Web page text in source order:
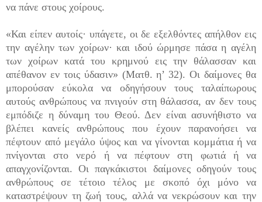
να πάνε στους χοίρους.
«Και είπεν αυτοίς· υπάγετε, οι δε εξελθόντες απήλθον εις
την αγέλην των χοίρων· και ιδού ώρμησε πάσα η αγέλη
των χοίρων κατά του κρημνού εις την θάλασσαν και
απέθανον εν τοις ύδασιν» (Ματθ. η’ 32). Οι δαίμονες θα
μπορούσαν εύκολα να οδηγήσουν τους ταλαίπωρους
αυτούς ανθρώπους να πνιγούν στη θάλασσα, αν δεν τους
εμπόδιζε η δύναμη του Θεού. Δεν είναι ασυνήθιστο να
βλέπει κανείς ανθρώ­πους που έχουν παρανοήσει να
πέφτουν από μεγάλο ύψος και να γίνονται κομμάτια ή να
πνίγονται στο νερό ή να πέφτουν στη φωτιά ή να
απαγχονίζονται. Οι παγκάκιστοι δαίμονες οδηγούν τους
ανθρώπους σε τέτοιο τέλος με σκοπό όχι μόνο να
καταστρέψουν τη ζωή τους, αλλά να νεκρώσουν και την